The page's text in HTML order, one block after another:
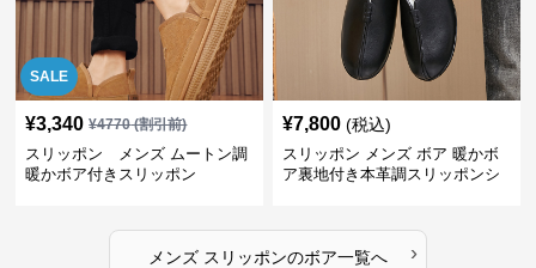
SALE
¥3,340 ¥4770(割引前)
スリッポン メンズ ムートン調
暖かボア付きスリッポン
¥7,800 (税込)
スリッポン メンズ ボア 暖かボ
ア裏地付き本革調スリッポンシ
メンズ スリッポンのボア一覧へ ›